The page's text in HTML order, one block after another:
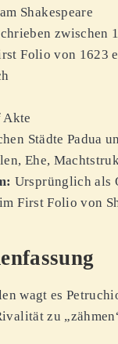
Shakespeare
zwischen
Folio von 1623
Akte
Städte Padua
Ehe,
Ursprünglich als
First Folio von
wagt es
zu